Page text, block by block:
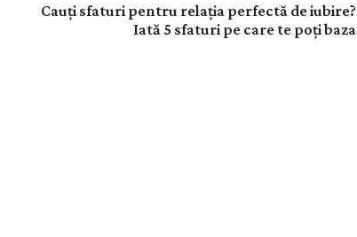
Cauți sfaturi pentru relația perfectă de iubire?
Iată 5 sfaturi pe care te poți baza